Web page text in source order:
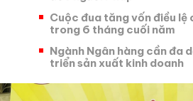
Cuộc đua tăng vốn điều lệ
trong 6 tháng cuối năm
Ngành Ngân hàng cần đa
triển sản xuất kinh doanh